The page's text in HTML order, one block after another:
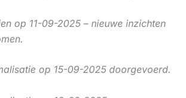
op 11-09-2025 – nieuwe inzichten
op 15-09-2025 doorgevoerd.